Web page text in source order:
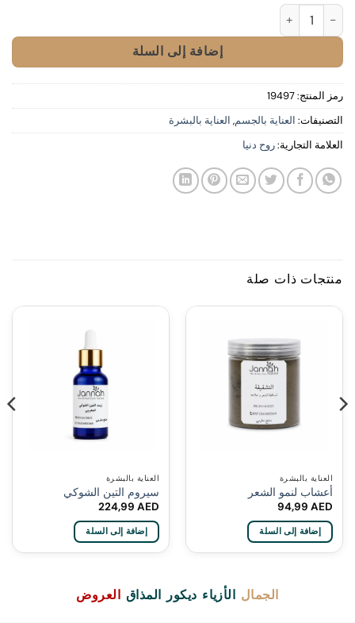
كمية Moroccan Bio Tebrima
إضافة إلى السلة
رمز المنتج:19497
التصنيفات: العناية بالجسم, العناية بالبشرة
العلامة التجارية:روح دنيا
منتجات ذات صلة
العناية بالبشرة
أعشاب لنمو الشعر
94,99AED
إضافة إلى السلة
العناية بالبشرة
سيروم التين الشوكي
224,99AED
إضافة إلى السلة
الجمال الأزياء ديكور المذاق العروض